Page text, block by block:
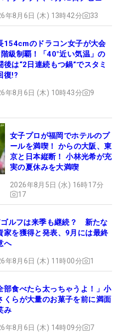
年8月6日 (木) 13時42分 33
154cmのドラコン女子が大会
級制覇！「40°近い気温」の
後は“2日連続もつ鍋”でスタミ
復!?
年8月6日 (木) 10時43分 9
女子プロが福岡でホテルのプ
ールを満喫！ からの大阪、東
京と日本縦断！ 小林光希が充
実の夏休みを大満喫
2026年8月5日 (水) 16時17分
17
ルフは来季も継続？ 新たな
家を獲得と発表、9月には最終
へ
年8月6日 (木) 11時00分 1
部食べたら太っちゃうよ！」小
くらが大量のお菓子を前に満面
み
年8月6日 (木) 14時09分 7